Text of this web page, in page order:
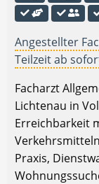
Angestellter
Teilzeit ab
Facharzt
Lichtenau in
Erreichbarkeit
Praxis,